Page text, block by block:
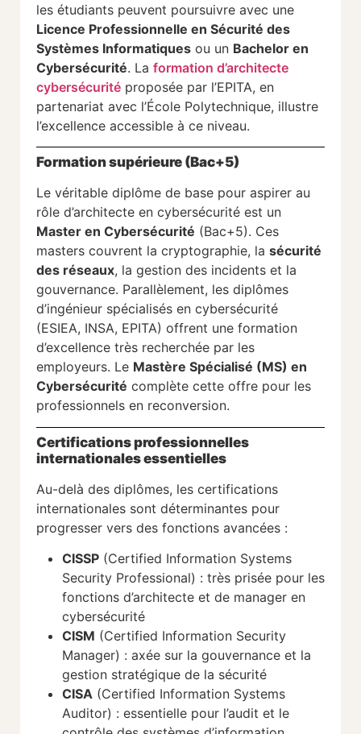
les étudiants peuvent poursuivre avec une
Licence Professionnelle en Sécurité des
Systèmes Informatiques ou un Bachelor en
Cybersécurité. La formation d’architecte
cybersécurité proposée par l’EPITA, en
partenariat avec l’École Polytechnique, illustre
l’excellence accessible à ce niveau.
Formation supérieure (Bac+5)
Le véritable diplôme de base pour aspirer au
rôle d’architecte en cybersécurité est un
Master en Cybersécurité (Bac+5). Ces
masters couvrent la cryptographie, la sécurité
des réseaux, la gestion des incidents et la
gouvernance. Parallèlement, les diplômes
d’ingénieur spécialisés en cybersécurité
(ESIEA, INSA, EPITA) offrent une formation
d’excellence très recherchée par les
employeurs. Le Mastère Spécialisé (MS) en
Cybersécurité complète cette offre pour les
professionnels en reconversion.
Certifications professionnelles
internationales essentielles
Au-delà des diplômes, les certifications
internationales sont déterminantes pour
progresser vers des fonctions avancées :
CISSP (Certified Information Systems
Security Professional) : très prisée pour les
fonctions d’architecte et de manager en
cybersécurité
CISM (Certified Information Security
Manager) : axée sur la gouvernance et la
gestion stratégique de la sécurité
CISA (Certified Information Systems
Auditor) : essentielle pour l’audit et le